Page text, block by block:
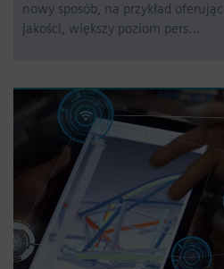
nowy sposób, na przykład
jakości, większy poziom pers…